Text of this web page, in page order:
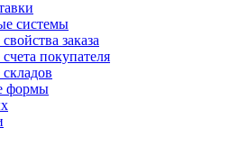
системы
заказа
покупателя
формы